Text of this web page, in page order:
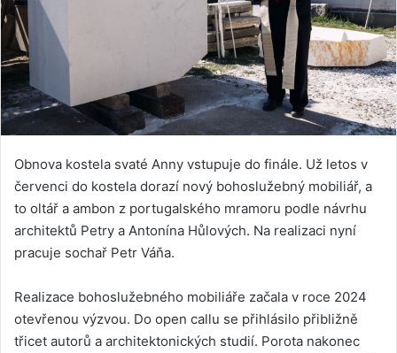
Obnova kostela svaté Anny vstupuje do finále. Už letos v
červenci do kostela dorazí nový bohoslužebný mobiliář, a
to oltář a ambon z portugalského mramoru podle návrhu
architektů Petry a Antonína Hůlových. Na realizaci nyní
pracuje sochař Petr Váňa.
Realizace bohoslužebného mobiliáře začala v roce 2024
otevřenou výzvou. Do open callu se přihlásilo přibližně
třicet autorů a architektonických studií. Porota nakonec